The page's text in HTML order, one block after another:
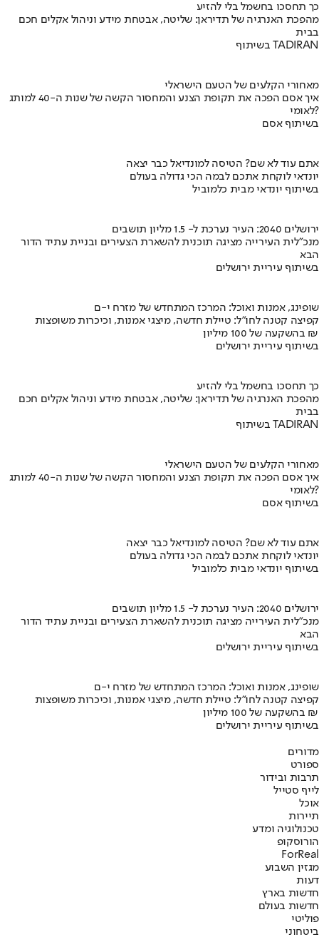
כך תחסכו בחשמל בלי להזיע
מהפכת האנרגיה של תדיראן: שליטה, אבטחת מידע וניהול אקלים חכם
בבית
בשיתוף TADIRAN
מאחורי הקלעים של הטעם הישראלי
איך אסם הפכה את תקופת הצנע והמחסור הקשה של שנות ה-40 למותג
לאומי?
בשיתוף אסם
אתם עוד לא שם? הטיסה למונדיאל כבר יצאה
יונדאי לוקחת אתכם לבמה הכי גדולה בעולם
בשיתוף יונדאי מבית כלמוביל
ירושלים 2040: העיר נערכת ל- 1.5 מליון תושבים
מנכ"לית העירייה מציגה תוכנית להשארת הצעירים ובניית עתיד הדור
הבא
בשיתוף עיריית ירושלים
שופינג, אמנות ואוכל: המרכז המתחדש של מזרח י-ם
קפיצה קטנה לחו"ל: טיילת חדשה, מיצגי אמנות, וכיכרות משופצות
בהשקעה של 100 מיליון ₪
בשיתוף עיריית ירושלים
כך תחסכו בחשמל בלי להזיע
מהפכת האנרגיה של תדיראן: שליטה, אבטחת מידע וניהול אקלים חכם
בבית
בשיתוף TADIRAN
מאחורי הקלעים של הטעם הישראלי
איך אסם הפכה את תקופת הצנע והמחסור הקשה של שנות ה-40 למותג
לאומי?
בשיתוף אסם
אתם עוד לא שם? הטיסה למונדיאל כבר יצאה
יונדאי לוקחת אתכם לבמה הכי גדולה בעולם
בשיתוף יונדאי מבית כלמוביל
ירושלים 2040: העיר נערכת ל- 1.5 מליון תושבים
מנכ"לית העירייה מציגה תוכנית להשארת הצעירים ובניית עתיד הדור
הבא
בשיתוף עיריית ירושלים
שופינג, אמנות ואוכל: המרכז המתחדש של מזרח י-ם
קפיצה קטנה לחו"ל: טיילת חדשה, מיצגי אמנות, וכיכרות משופצות
בהשקעה של 100 מיליון ₪
בשיתוף עיריית ירושלים
מדורים
ספורט
תרבות ובידור
לייף סטייל
אוכל
תיירות
טכנולוגיה ומדע
הורוסקופ
ForReal
מגזין השבוע
דעות
חדשות בארץ
חדשות בעולם
פוליטי
ביטחוני